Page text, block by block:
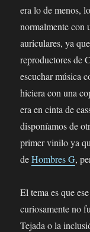
era lo de menos,
normalmente con
auriculares, ya
reproductores de
escuchar música
hiciera con una
era en cinta de
disponíamos de
primer vinilo ya
deHombres G,
El tema es que
curiosamente no
Tejada o la